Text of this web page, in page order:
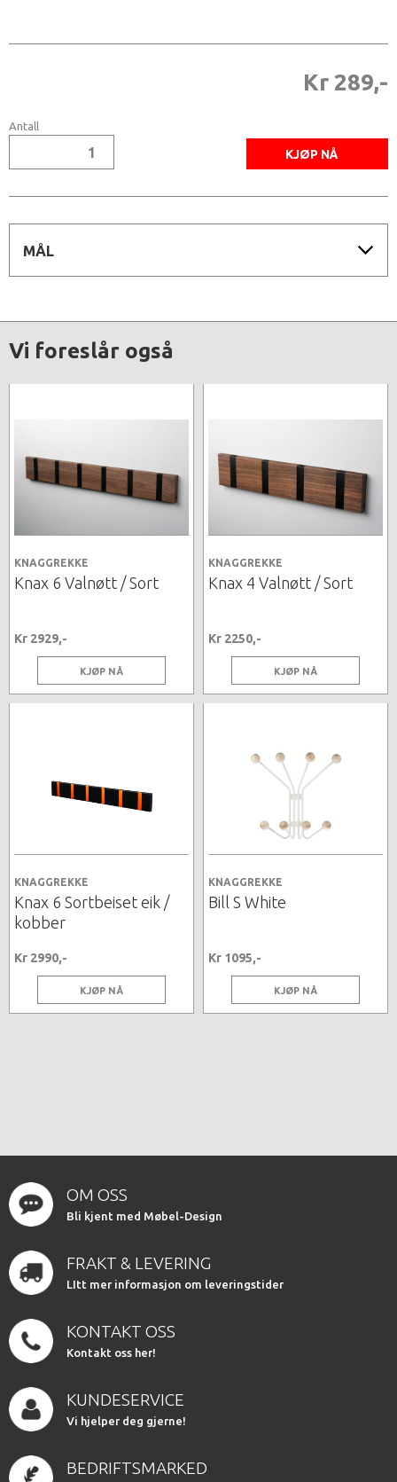
Kr 289,-
Antall
MÅL
Vi foreslår også
KNAGGREKKE
Knax 6 Valnøtt / Sort
Kr 2929,-
KJØP NÅ
KNAGGREKKE
Knax 4 Valnøtt / Sort
Kr 2250,-
KJØP NÅ
KNAGGREKKE
Knax 6 Sortbeiset eik /
kobber
Kr 2990,-
KJØP NÅ
KNAGGREKKE
Bill S White
Kr 1095,-
KJØP NÅ
OM OSS
Bli kjent med Møbel-Design
FRAKT & LEVERING
LItt mer informasjon om leveringstider
KONTAKT OSS
Kontakt oss her!
KUNDESERVICE
Vi hjelper deg gjerne!
BEDRIFTSMARKED